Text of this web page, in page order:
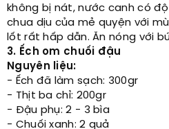
không bị nát, nước canh có
chua dịu của mẻ quyện với
lốt rất hấp dẫn. Ăn nóng với
3. Ếch om chuối đậu
Nguyên liệu:
- Ếch đã làm sạch: 300gr
- Thịt ba chỉ: 200gr
- Đậu phụ: 2 - 3 bìa
- Chuối xanh: 2 quả